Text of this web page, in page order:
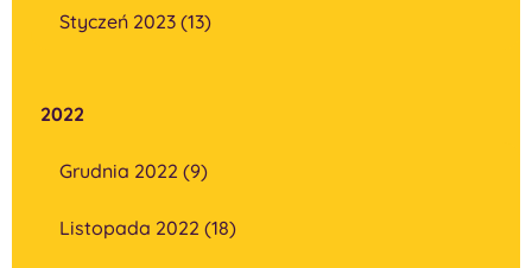
Styczeń 2023 (13)
2022
Grudnia 2022 (9)
Listopada 2022 (18)